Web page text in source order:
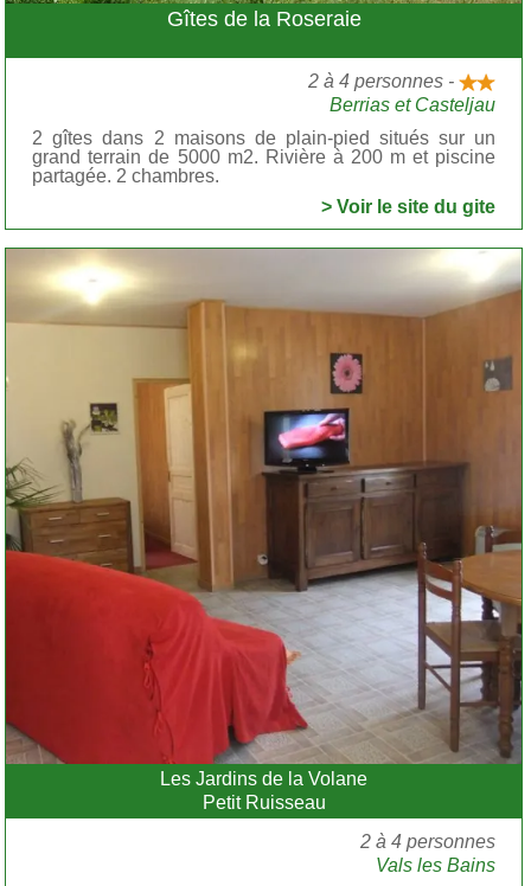
Gîtes de la Roseraie
2 à 4 personnes -
Berrias et Casteljau
2 gîtes dans 2 maisons de plain-pied situés sur un
grand terrain de 5000 m2. Rivière à 200 m et piscine
partagée. 2 chambres.
> Voir le site du gite
Les Jardins de la Volane
Petit Ruisseau
2 à 4 personnes
Vals les Bains